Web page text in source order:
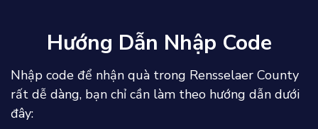
Hướng Dẫn Nhập Code
Nhập code để nhận quà trong Rensselaer County
rất dễ dàng, bạn chỉ cần làm theo hướng dẫn dưới
đây: